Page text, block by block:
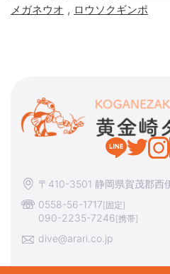
メガネウオ , ロウソクギンポ
〒410-3501 静岡県賀茂郡西
0558-56-1717[固定]
090-2235-7246[携帯]
dive@arari.co.jp